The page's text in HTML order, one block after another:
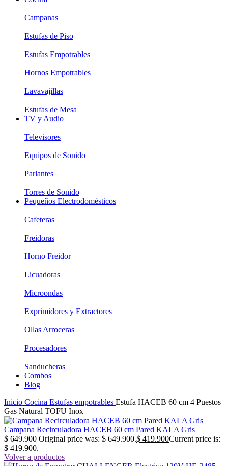
Campanas
Estufas de Piso
Estufas Empotrables
Hornos Empotrables
Lavavajillas
Estufas de Mesa
TV y Audio
Televisores
Equipos de Sonido
Parlantes
Torres de Sonido
Pequeños Electrodomésticos
Cafeteras
Freidoras
Horno Freidor
Licuadoras
Microondas
Exprimidores y Extractores
Ollas Arroceras
Procesadores
Sanducheras
Combos
Blog
Inicio Cocina Estufas empotrables Estufa HACEB 60 cm 4 Puestos
Gas Natural TOFU Inox
Campana Recirculadora HACEB 60 cm Pared KALA Gris
$649.900 Original price was: $ 649.900.$ 419.900Current price is:
$ 419.900.
Volver a productos